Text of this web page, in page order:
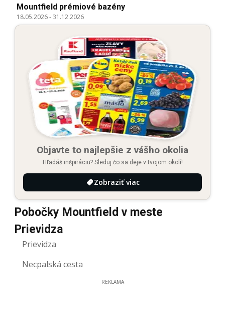
Mountfield prémiové bazény
18.05.2026-31.12.2026
Objavte to najlepšie z vášho okolia
Hľadáš inšpiráciu? Sleduj čo sa deje v tvojom okolí!
Zobraziť viac
Pobočky Mountfield v meste
Prievidza
Prievidza
Necpalská cesta
REKLAMA